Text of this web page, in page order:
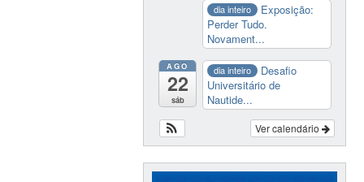
dia inteiro
Exposição:
Perder Tudo.
Novament...
AGO
22
sáb
dia inteiro
Desafio
Universitário de
Nautide...
Ver calendário